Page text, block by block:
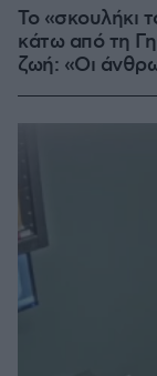
Το «σκουλήκι
κάτω από τη Γη
ζωή: «Οι